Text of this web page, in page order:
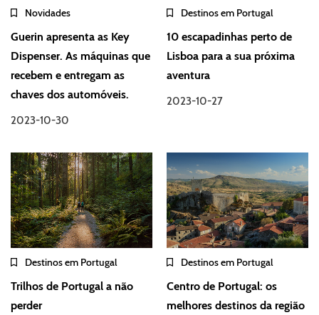
Novidades
Guerin apresenta as Key
Dispenser. As máquinas que
recebem e entregam as
chaves dos automóveis.
2023-10-30
Destinos em Portugal
10 escapadinhas perto de
Lisboa para a sua próxima
aventura
2023-10-27
Destinos em Portugal
Trilhos de Portugal a não
perder
Destinos em Portugal
Centro de Portugal: os
melhores destinos da região